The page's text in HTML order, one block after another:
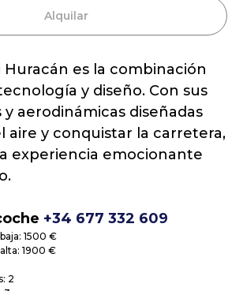
Alquilar
es la combinación
y diseño. Con sus
y aerodinámicas diseñadas
aire y conquistar la carretera,
experiencia emocionante
+34 677 332 609
1500 €
1900 €
2